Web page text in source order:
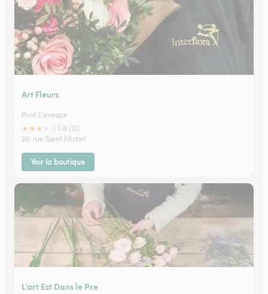
Art Fleurs
Pont L'eveque
★★★
2.6 (12)
26, rue Saint Michel
Voir la boutique
L’art Est Dans le Pre